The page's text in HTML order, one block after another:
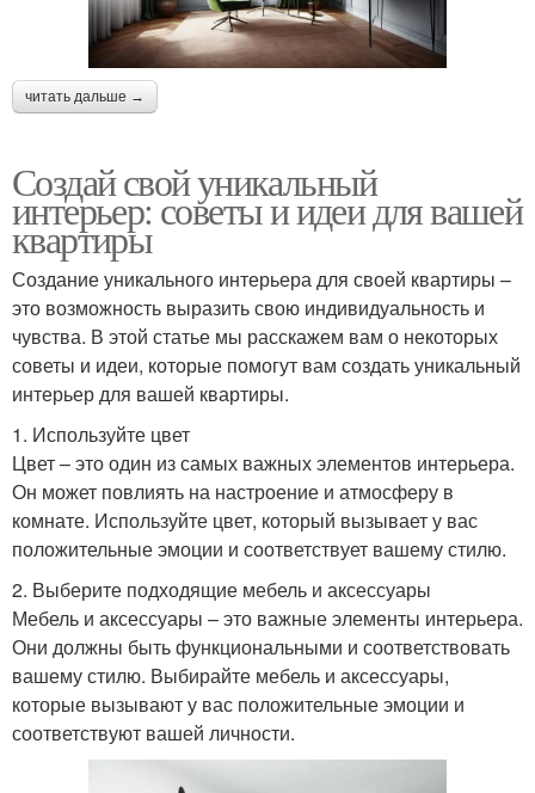
читать дальше →
Создай свой уникальный
интерьер: советы и идеи для вашей
квартиры
Создание уникального интерьера для своей квартиры –
это возможность выразить свою индивидуальность и
чувства. В этой статье мы расскажем вам о некоторых
советы и идеи, которые помогут вам создать уникальный
интерьер для вашей квартиры.
1. Используйте цвет
Цвет – это один из самых важных элементов интерьера.
Он может повлиять на настроение и атмосферу в
комнате. Используйте цвет, который вызывает у вас
положительные эмоции и соответствует вашему стилю.
2. Выберите подходящие мебель и аксессуары
Мебель и аксессуары – это важные элементы интерьера.
Они должны быть функциональными и соответствовать
вашему стилю. Выбирайте мебель и аксессуары,
которые вызывают у вас положительные эмоции и
соответствуют вашей личности.